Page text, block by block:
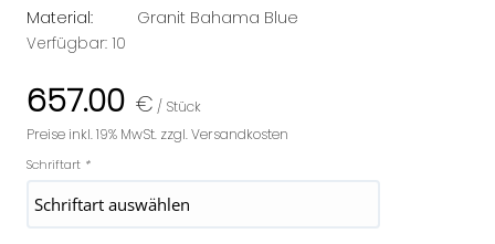
Material:
Granit Bahama Blue
Verfügbar: 10
657.00 € / Stück
Preise inkl. 19% MwSt. zzgl. Versandkosten
Schriftart *